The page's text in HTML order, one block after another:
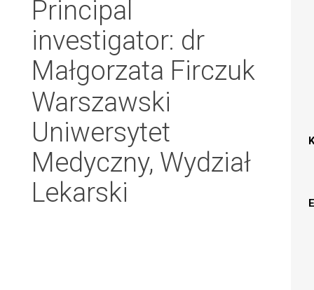
Principal
investigator: dr
Małgorzata Firczuk
Warszawski
Uniwersytet
Medyczny, Wydział
Lekarski